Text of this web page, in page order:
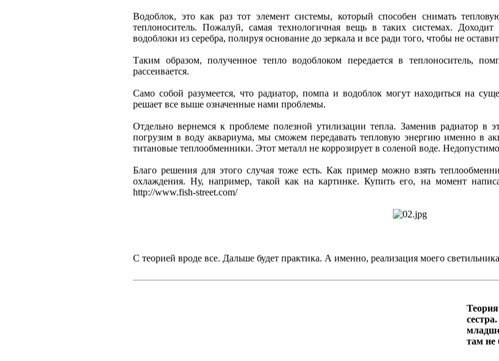
Водоблок, это как раз тот элемент системы, который способен снимать
теплоноситель. Пожалуй, самая технологичная вещь в таких системах.
водоблоки из серебра, полируя основание до зеркала и все ради того, чтобы не
Таким образом, полученное тепло водоблоком передается в теплоноситель,
рассеивается.
Само собой разумеется, что радиатор, помпа и водоблок могут находиться на
решает все выше означенные нами проблемы.
Отдельно вернемся к проблеме полезной утилизации тепла. Заменив радиатор в
погрузим в воду аквариума, мы сможем передавать тепловую энергию именно в
титановые теплообменники. Этот металл не коррозирует в соленой воде.
Благо решения для этого случая тоже есть. Как пример можно взять
охлаждения. Ну, например, такой как на картинке. Купить его, на момент
http://www.fish-street.com/
С теорией вроде все. Дальше будет практика. А именно, реализация моего
там не